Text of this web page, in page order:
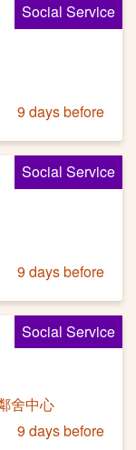
Social Service
9 days before
Social Service
9 days before
Social Service
舍中心
9 days before